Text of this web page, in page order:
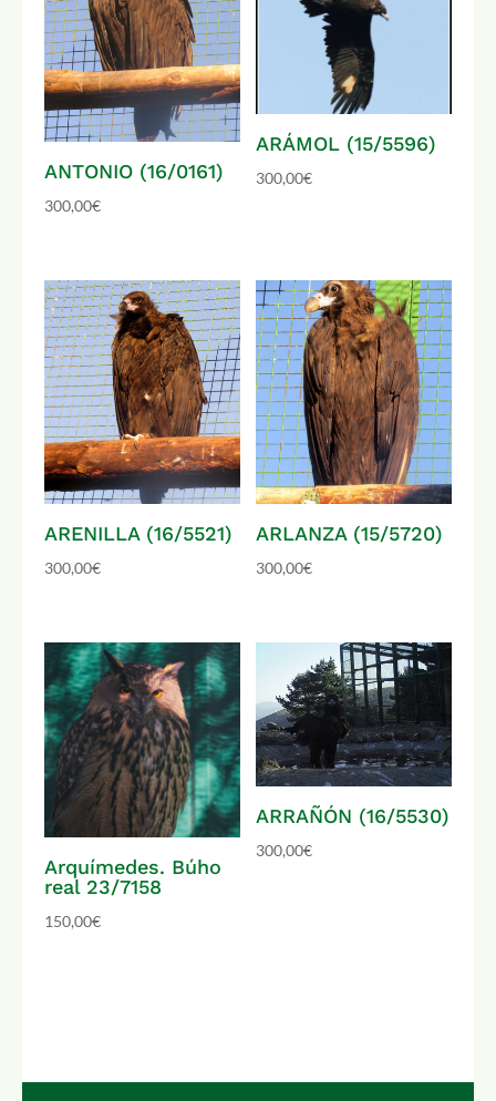
ANTONIO (16/0161)
300,00€
ARÁMOL (15/5596)
300,00€
ARENILLA (16/5521)
300,00€
ARLANZA (15/5720)
300,00€
Arquímedes. Búho
real 23/7158
150,00€
ARRAÑÓN (16/5530)
300,00€